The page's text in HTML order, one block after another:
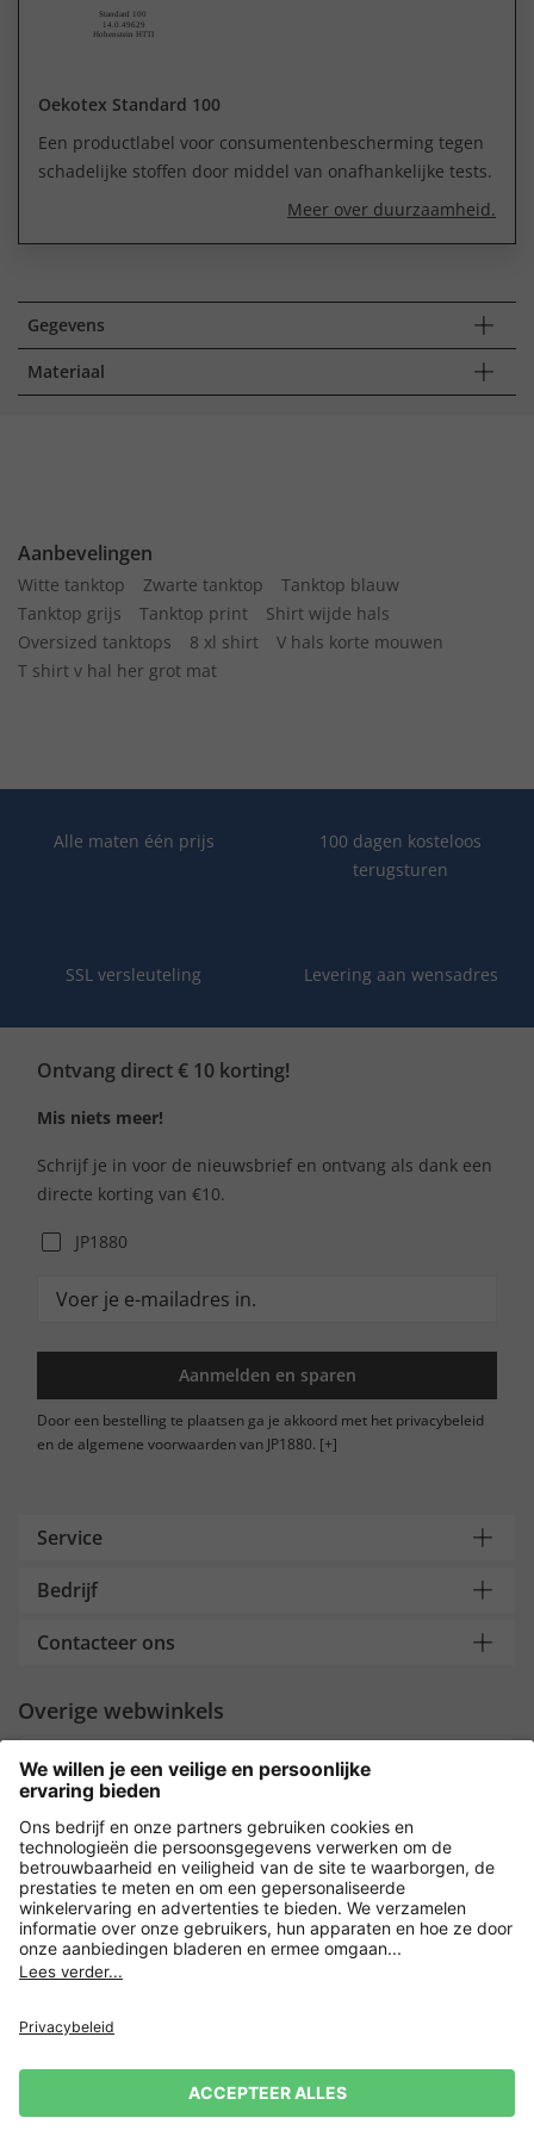
Oekotex Standard 100
Een productlabel voor consumentenbescherming tegen
schadelijke stoffen door middel van onafhankelijke tests.
Meer over duurzaamheid.
Gegevens
Materiaal
Aanbevelingen
Witte tanktop Zwarte tanktop
Tanktop blauw
Tanktop grijs
Tanktop print
Shirt wijde hals
Oversized tanktops
8 xl shirt
V hals korte mouwen
T shirt v hal her grot mat
Alle maten één prijs
100 dagen kosteloos
terugsturen
SSL versleuteling Levering aan wensadres
Ontvang direct € 10 korting!
Mis niets meer!
Schrijf je in voor de nieuwsbrief en ontvang als dank een
directe korting van €10.
JP1880
Aanmelden en sparen
Door een bestelling te plaatsen ga je akkoord met het privacybeleid
en de algemene voorwaarden van JP1880. [+]
Service
Bedrijf
Contacteer ons
Overige webwinkels
Nederland
Payment and Delivery
Versleuteling met
Verkoopvoorwaarden
Leveringsvoorwaarden
Herroeping indienen
Impressum Cookie-instellingen